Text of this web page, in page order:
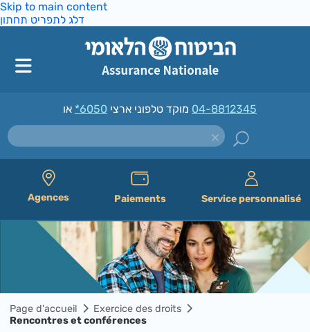
Skip to main content
דלג לתפריט תחתון
מוקד טלפוני ארצי *6050 04-8812345
Agences Paiements Service personnalisé
Page d'accueil
Exercice des droits
Rencontres et conférences